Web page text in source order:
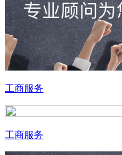
工商服务
工商服务